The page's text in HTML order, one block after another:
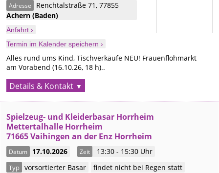
Adresse Renchtalstraße 71,77855
Achern (Baden)
Anfahrt ›
Termin im Kalender speichern ›
Alles rund ums Kind, Tischverkäufe NEU! Frauenflohmarkt
am Vorabend (16.10.26, 18 h)..
Details & Kontakt
Spielzeug- und Kleiderbasar Horrheim
Mettertalhalle Horrheim
71665 Vaihingen an der Enz Horrheim
Datum 17.10.2026 Zeit 13:30 - 15:30 Uhr
Typ vorsortierter Basar findet nicht bei Regen statt